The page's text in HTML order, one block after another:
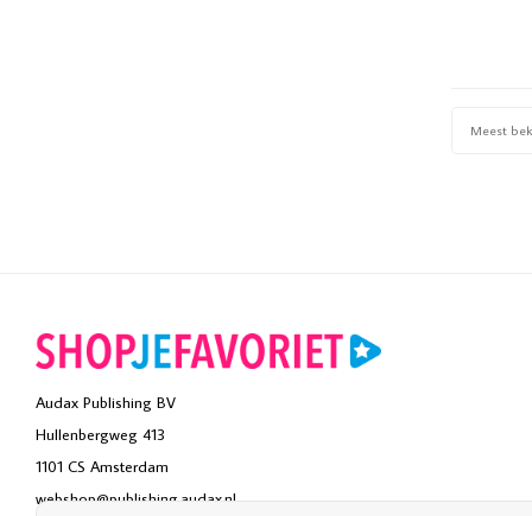
Meest
Audax Publishing BV
Hullenbergweg 413
1101 CS Amsterdam
webshop@publishing.audax.nl